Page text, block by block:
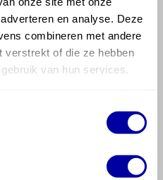
en analyse. Deze
combineren met andere
verstrekt of die ze hebben
van hun services.